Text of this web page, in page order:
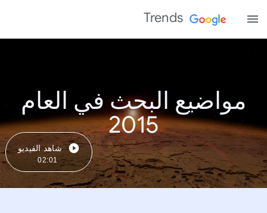
Trends
مواضيع البحث في العام
2015
شاهد الفيديو
02:01